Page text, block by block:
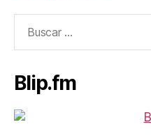
Blip.fm